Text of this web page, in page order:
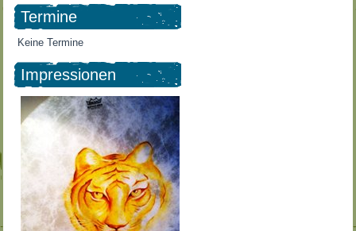
Termine
Keine Termine
Impressionen